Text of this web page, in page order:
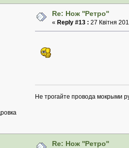
Re: Нож ''Ретро''
« Reply #13 : 27 Квітня
Не трогайте провода мокрыми
Re: Нож ''Ретро''